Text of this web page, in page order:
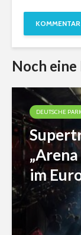
Noch eine
DEUTSCHE
im